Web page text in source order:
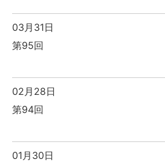
03月31日
第95回
02月28日
第94回
01月30日